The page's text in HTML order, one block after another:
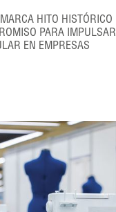
HITO HISTÓRICO
PARA IMPULSAR
EN EMPRESAS